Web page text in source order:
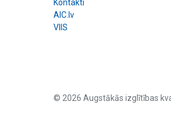
Kontakti
AIC.lv
VIIS
© 2026 Augstākās izglītības